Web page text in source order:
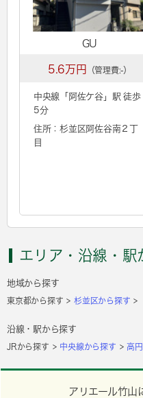
GU
5.6万円 （管理費:-）
中央線「 阿佐ケ谷」駅 徒歩
5分
住所：杉並区阿佐谷南２丁
目
エリア・沿線・駅
地域から探す
東京都から探す 杉並区から探す
沿線・駅から探す
JRから探す 中央線から探す 高
アリエール竹山